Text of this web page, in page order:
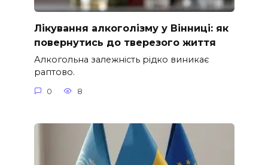
Лікування алкоголізму у Вінниці: як
повернутись до тверезого життя
Алкогольна залежність рідко виникає
раптово.
0 8